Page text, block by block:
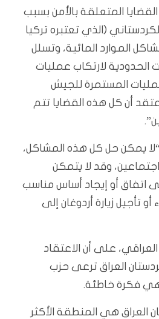
المتعلقة بالأمن بسبب
(الذي تعتبره تركيا
الموارد المائية، وتسلل
الحدودية لارتكاب عمليات
المستمرة للجيش
أن كل هذه القضايا تتم
“لا يمكن حل كل هذه المشاكل،
وقد لا يتمكن
اتفاق أو إيجاد أساس مناسب
تأجيل زيارة أردوغان إلى
على أن الاعتقاد
العراق ترعى حزب
هي فكرة خاطئة.
العراق هي المنطقة الأكثر